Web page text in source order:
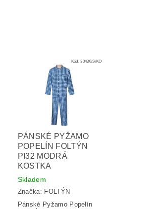
Kód:30430/S/KO
PÁNSKÉ PYŽAMO
POPELÍN FOLTÝN
PI32 MODRÁ
KOSTKA
Skladem
Značka: FOLTÝN
Pánské Pyžamo Popelín